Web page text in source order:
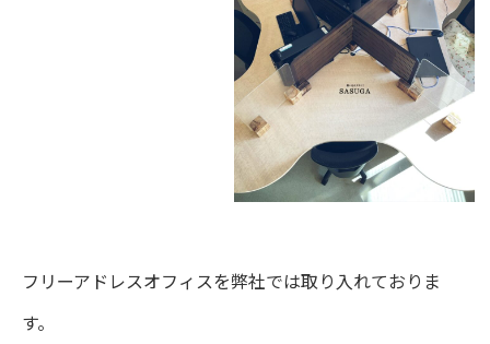
フリーアドレスオフィスを弊社では取り入れておりま
す。